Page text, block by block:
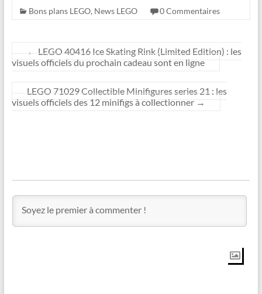
Bons plans LEGO, News LEGO 0 Commentaires
←
LEGO 40416 Ice Skating Rink (Limited Edition) : les
visuels officiels du prochain cadeau sont en ligne
LEGO 71029 Collectible Minifigures series 21 : les
visuels officiels des 12 minifigs à collectionner →